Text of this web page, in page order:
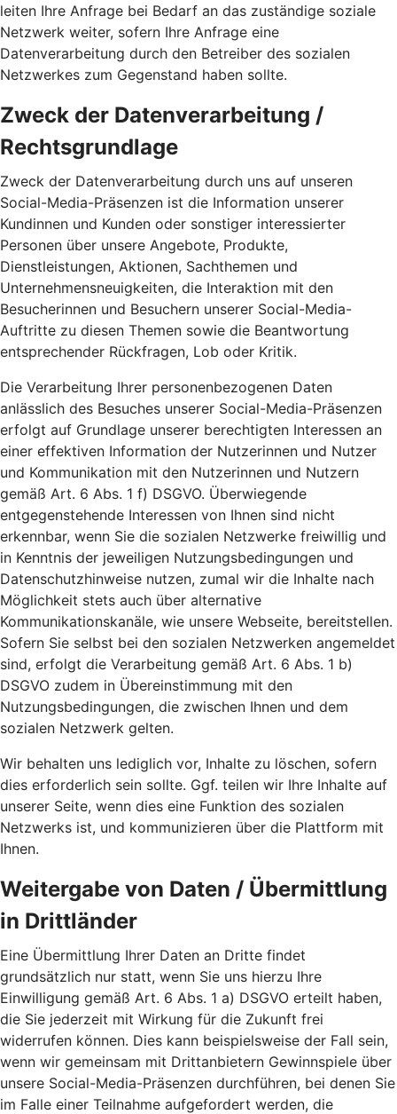
leiten Ihre Anfrage bei Bedarf an das zuständige soziale
Netzwerk weiter, sofern Ihre Anfrage eine
Datenverarbeitung durch den Betreiber des sozialen
Netzwerkes zum Gegenstand haben sollte.
Zweck der Datenverarbeitung /
Rechtsgrundlage
Zweck der Datenverarbeitung durch uns auf unseren
Social-Media-Präsenzen ist die Information unserer
Kundinnen und Kunden oder sonstiger interessierter
Personen über unsere Angebote, Produkte,
Dienstleistungen, Aktionen, Sachthemen und
Unternehmensneuigkeiten, die Interaktion mit den
Besucherinnen und Besuchern unserer Social-Media-
Auftritte zu diesen Themen sowie die Beantwortung
entsprechender Rückfragen, Lob oder Kritik.
Die Verarbeitung Ihrer personenbezogenen Daten
anlässlich des Besuches unserer Social-Media-Präsenzen
erfolgt auf Grundlage unserer berechtigten Interessen an
einer effektiven Information der Nutzerinnen und Nutzer
und Kommunikation mit den Nutzerinnen und Nutzern
gemäß Art. 6 Abs. 1 f) DSGVO. Überwiegende
entgegenstehende Interessen von Ihnen sind nicht
erkennbar, wenn Sie die sozialen Netzwerke freiwillig und
in Kenntnis der jeweiligen Nutzungsbedingungen und
Datenschutzhinweise nutzen, zumal wir die Inhalte nach
Möglichkeit stets auch über alternative
Kommunikationskanäle, wie unsere Webseite, bereitstellen.
Sofern Sie selbst bei den sozialen Netzwerken angemeldet
sind, erfolgt die Verarbeitung gemäß Art. 6 Abs. 1 b)
DSGVO zudem in Übereinstimmung mit den
Nutzungsbedingungen, die zwischen Ihnen und dem
sozialen Netzwerk gelten.
Wir behalten uns lediglich vor, Inhalte zu löschen, sofern
dies erforderlich sein sollte. Ggf. teilen wir Ihre Inhalte auf
unserer Seite, wenn dies eine Funktion des sozialen
Netzwerks ist, und kommunizieren über die Plattform mit
Ihnen.
Weitergabe von Daten / Übermittlung
in Drittländer
Eine Übermittlung Ihrer Daten an Dritte findet
grundsätzlich nur statt, wenn Sie uns hierzu Ihre
Einwilligung gemäß Art. 6 Abs. 1 a) DSGVO erteilt haben,
die Sie jederzeit mit Wirkung für die Zukunft frei
widerrufen können. Dies kann beispielsweise der Fall sein,
wenn wir gemeinsam mit Drittanbietern Gewinnspiele über
unsere Social-Media-Präsenzen durchführen, bei denen Sie
im Falle einer Teilnahme aufgefordert werden, die